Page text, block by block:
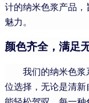
计的纳米色浆产品
魅力。
颜色齐全，满足
我们的纳米色
位选择，无论是清